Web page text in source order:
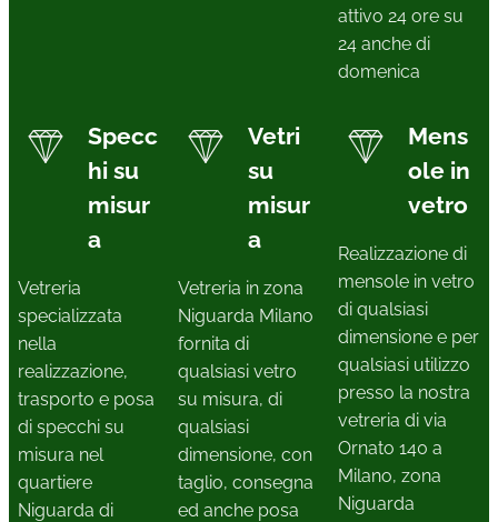
attivo 24 ore su
24 anche di
domenica
Specc
hi su
misur
a
Vetreria
specializzata
nella
realizzazione,
trasporto e posa
di specchi su
misura nel
quartiere
Niguarda di
Vetri
su
misur
a
Vetreria in zona
Niguarda Milano
fornita di
qualsiasi vetro
su misura, di
qualsiasi
dimensione, con
taglio, consegna
ed anche posa
Mens
ole in
vetro
Realizzazione di
mensole in vetro
di qualsiasi
dimensione e per
qualsiasi utilizzo
presso la nostra
vetreria di via
Ornato 140 a
Milano, zona
Niguarda